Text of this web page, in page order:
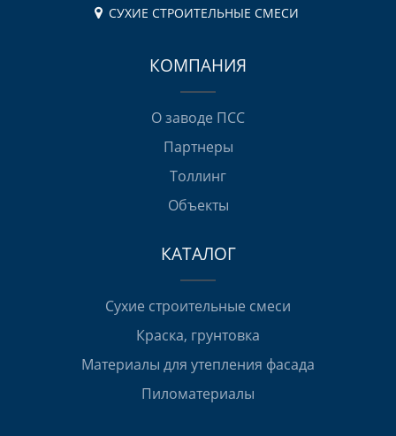
СУХИЕ СТРОИТЕЛЬНЫЕ СМЕСИ
КОМПАНИЯ
О заводе ПСС
Партнеры
Толлинг
Объекты
КАТАЛОГ
Сухие строительные смеси
Краска, грунтовка
Материалы для утепления фасада
Пиломатериалы